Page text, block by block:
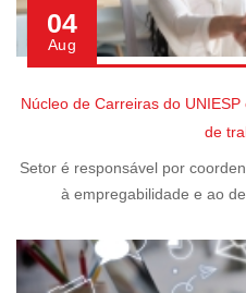
04
Aug
Núcleo de Carreiras do
de
Setor é responsável por
à empregabilidade e ao